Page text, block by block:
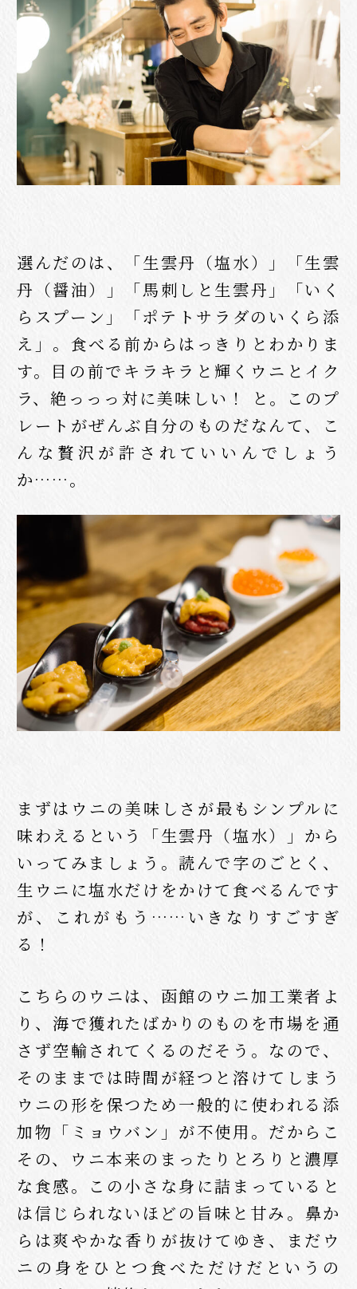
選んだのは、「生雲丹（塩水）」「生雲
丹（醤油）」「馬刺しと生雲丹」「いく
らスプーン」「ポテトサラダのいくら添
え」。食べる前からはっきりとわかりま
す。目の前でキラキラと輝くウニとイク
ラ、絶っっっ対に美味しい！ と。このプ
レートがぜんぶ自分のものだなんて、こ
んな贅沢が許されていいんでしょう
か……。
まずはウニの美味しさが最もシンプルに
味わえるという「生雲丹（塩水）」から
いってみましょう。読んで字のごとく、
生ウニに塩水だけをかけて食べるんです
が、これがもう……いきなりすごすぎ
る！
こちらのウニは、函館のウニ加工業者よ
り、海で獲れたばかりのものを市場を通
さず空輸されてくるのだそう。なので、
そのままでは時間が経つと溶けてしまう
ウニの形を保つため一般的に使われる添
加物「ミョウバン」が不使用。だからこ
その、ウニ本来のまったりとろりと濃厚
な食感。この小さな身に詰まっていると
は信じられないほどの旨味と甘み。鼻か
らは爽やかな香りが抜けてゆき、まだウ
ニの身をひとつ食べただけだというの